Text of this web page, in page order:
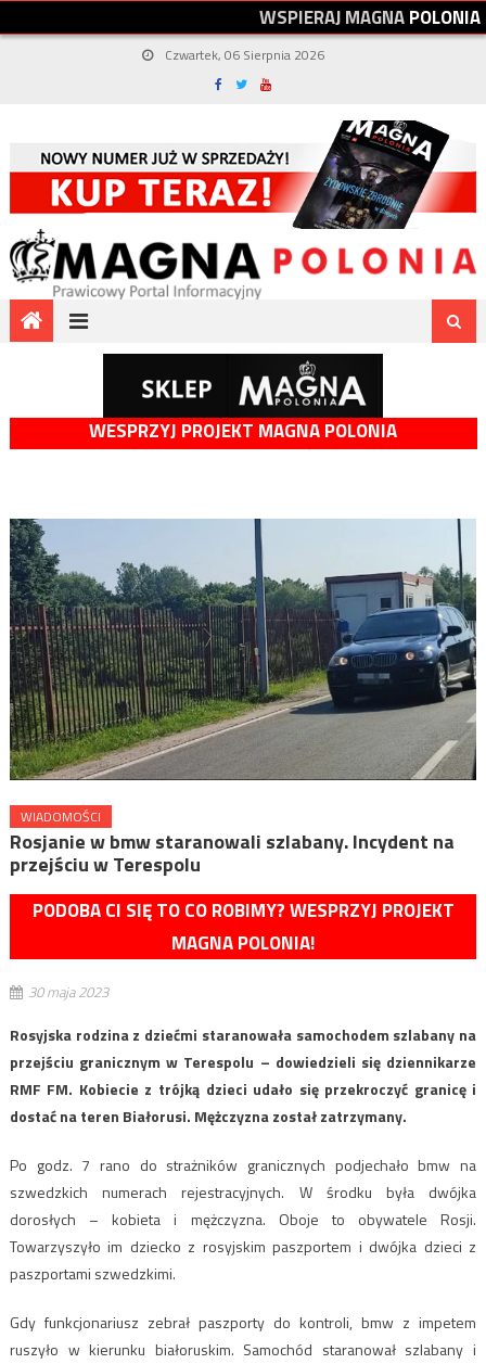
WSPIERAJMAGNAPOLONIA
Czwartek, 06 Sierpnia 2026
WESPRZYJ PROJEKT MAGNA POLONIA
WIADOMOŚCI
Rosjanie w bmw staranowali szlabany. Incydent na
przejściu w Terespolu
PODOBA CI SIĘ TO CO ROBIMY? WESPRZYJ PROJEKT
MAGNA POLONIA!
30 maja 2023
Rosyjska rodzina z dziećmi staranowała samochodem szlabany na
przejściu granicznym w Terespolu – dowiedzieli się dziennikarze
RMF FM. Kobiecie z trójką dzieci udało się przekroczyć granicę i
dostać na teren Białorusi. Mężczyzna został zatrzymany.
Po godz. 7 rano do strażników granicznych podjechało bmw na
szwedzkich numerach rejestracyjnych. W środku była dwójka
dorosłych – kobieta i mężczyzna. Oboje to obywatele Rosji.
Towarzyszyło im dziecko z rosyjskim paszportem i dwójka dzieci z
paszportami szwedzkimi.
Gdy funkcjonariusz zebrał paszporty do kontroli, bmw z impetem
ruszyło w kierunku białoruskim. Samochód staranował szlabany i